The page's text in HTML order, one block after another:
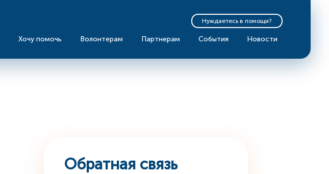
Нуждаетесь в помощи?
Хочу помочь Волонтерам Партнерам События Новости
Обратная связь